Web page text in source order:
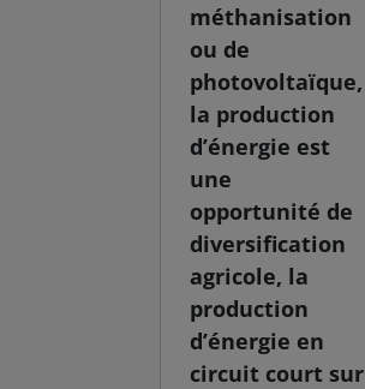
méthanisation
ou de
photovoltaïque,
la production
d’énergie est
une
opportunité de
diversification
agricole, la
production
d’énergie en
circuit court sur